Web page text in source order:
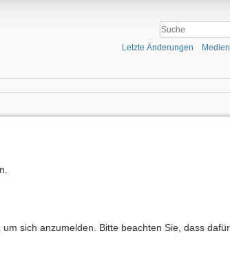
Letzte Änderungen
sich anzumelden. Bitte beachten Sie, dass dafür